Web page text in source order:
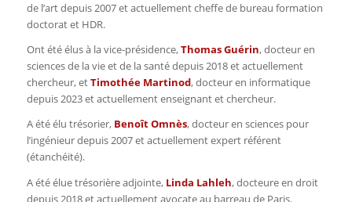
de l’art depuis 2007 et actuellement cheffe de bureau formation
doctorat et HDR.
Ont été élus à la vice-présidence,Thomas Guérin, docteur en
sciences de la vie et de la santé depuis 2018 et actuellement
chercheur, etTimothée Martinod, docteur en informatique
depuis 2023 et actuellement enseignant et chercheur.
A été élu trésorier, Benoît Omnès, docteur en sciences pour
l’ingénieur depuis 2007 et actuellement expert référent
(étanchéité).
A été élue trésorière adjointe, Linda Lahleh, docteure en droit
depuis 2018 et actuellement avocate au barreau de Paris.